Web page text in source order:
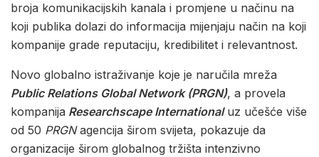
broja komunikacijskih kanala i promjene u načinu na
koji publika dolazi do informacija mijenjaju način na koji
kompanije grade reputaciju, kredibilitet i relevantnost.
Novo globalno istraživanje koje je naručila mreža
Public Relations Global Network (PRGN), a provela
kompanija Researchscape Internationaluz učešće više
od 50 PRGNagencija širom svijeta, pokazuje da
organizacije širom globalnog tržišta intenzivno